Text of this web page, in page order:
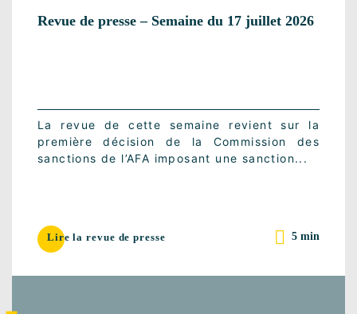
Revue de presse – Semaine du 17 juillet 2026
La revue de cette semaine revient sur la
première décision de la Commission des
sanctions de l’AFA imposant une sanction...
Lire la revue de presse 5 min